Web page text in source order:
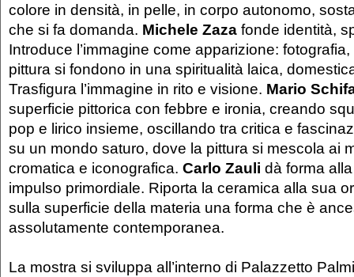
colore in densità, in pelle, in corpo autonomo,
che si fa domanda. Michele Zaza fonde identità,
Introduce l’immagine come apparizione:
pittura si fondono in una spiritualità laica,
Trasfigura l’immagine in rito e visione. Mario
superficie pittorica con febbre e ironia, creando
pop e lirico insieme, oscillando tra critica e
su un mondo saturo, dove la pittura si mescola ai
cromatica e iconografica. Carlo Zauli dà forma
impulso primordiale. Riporta la ceramica alla sua
sulla superficie della materia una forma che è
assolutamente contemporanea.
La mostra si sviluppa all’interno di Palazzetto